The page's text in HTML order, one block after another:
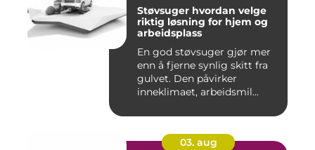
Støvsuger hvordan velge
riktig løsning for hjem og
arbeidsplass
En god støvsuger gjør mer
enn å fjerne synlig skitt fra
gulvet. Den påvirker
inneklimaet, arbeidsmil...
03. aug